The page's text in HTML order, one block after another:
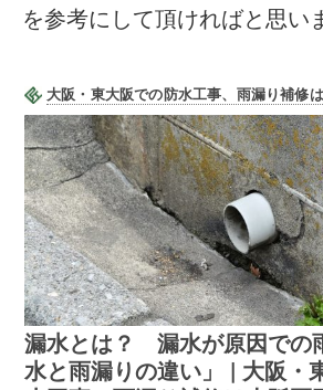
を参考にして頂ければと思い